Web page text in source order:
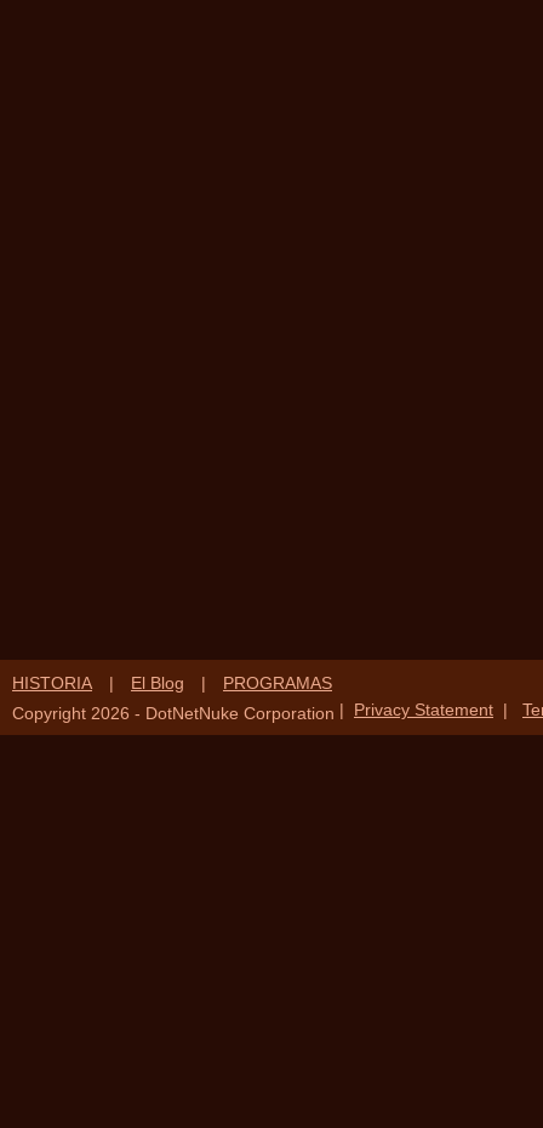
HISTORIA | El Blog |
PROGRAMAS
Copyright 2026 - DotNetNuke Corporation | Privacy Statement |